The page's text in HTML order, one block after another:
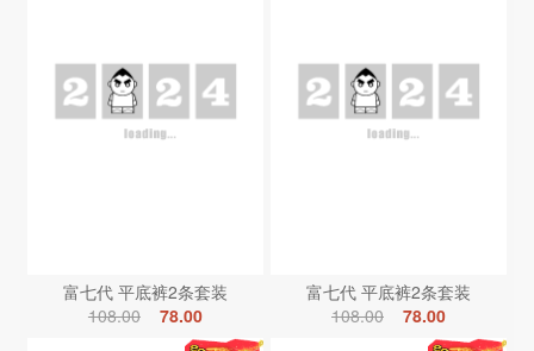
富七代 平底裤2条套装
108.00
78.00
富七代 平底裤2条套装
108.00
78.00